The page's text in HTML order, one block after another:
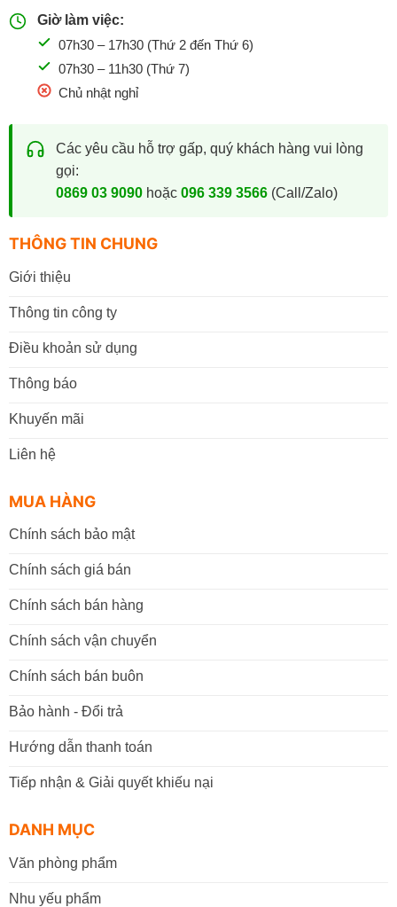
Giờ làm việc:
07h30 – 17h30 (Thứ 2 đến Thứ 6)
07h30 – 11h30 (Thứ 7)
Chủ nhật nghỉ
Các yêu cầu hỗ trợ gấp, quý khách hàng vui lòng
gọi:
0869 03 9090hoặc 096 339 3566(Call/Zalo)
THÔNG TIN CHUNG
Giới thiệu
Thông tin công ty
Điều khoản sử dụng
Thông báo
Khuyến mãi
Liên hệ
MUA HÀNG
Chính sách bảo mật
Chính sách giá bán
Chính sách bán hàng
Chính sách vận chuyển
Chính sách bán buôn
Bảo hành - Đổi trả
Hướng dẫn thanh toán
Tiếp nhận & Giải quyết khiếu nại
DANH MỤC
Văn phòng phẩm
Nhu yếu phẩm